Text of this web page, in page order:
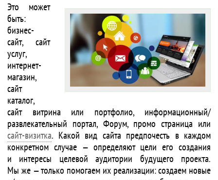
Это может
быть:
бизнес-
сайт, сайт
услуг,
интернет-
магазин,
сайт
каталог,
сайт витрина или портфолио, информационный/
развлекательный портал, Форум, промо страница или
сайт-визитка. Какой вид сайта предпочесть в каждом
конкретном случае — определяют цели его создания
и интересы целевой аудитории будущего проекта.
Мы же — только помогаем их реализации: создаем новые